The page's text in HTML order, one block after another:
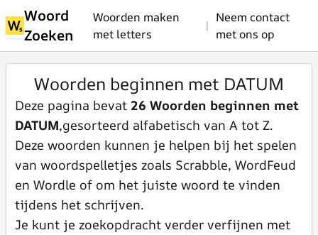
Woord
Zoeken
Woorden maken
met letters
|
Neem contact
met ons op
Woorden beginnen met DATUM
Deze pagina bevat 26 Woorden beginnen met
DATUM,gesorteerd alfabetisch van A tot Z.
Deze woorden kunnen je helpen bij het spelen
van woordspelletjes zoals Scrabble, WordFeud
en Wordle of om het juiste woord te vinden
tijdens het schrijven.
Je kunt je zoekopdracht verder verfijnen met